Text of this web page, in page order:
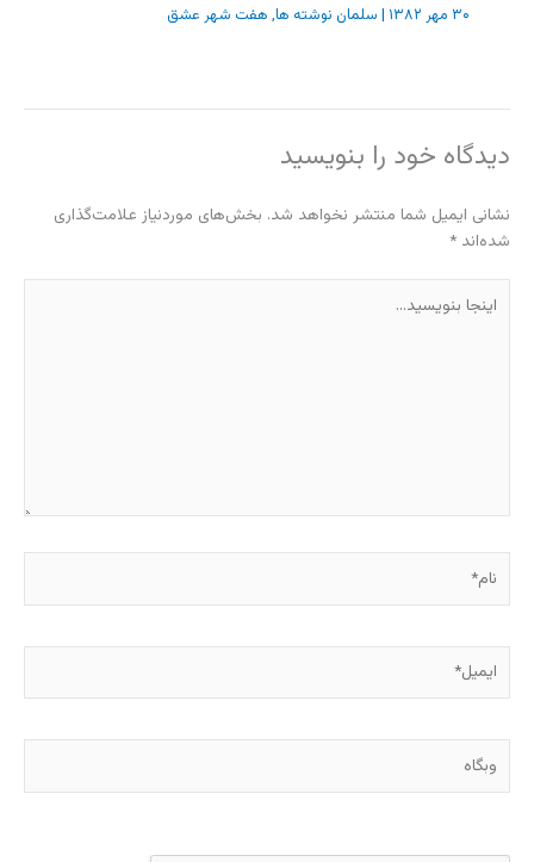
۳۰ مهر ۱۳۸۲ | سلمان نوشته ها, هفت شهر عشق
دیدگاه‌ خود را بنویسید
نشانی ایمیل شما منتشر نخواهد شد. بخش‌های موردنیاز علامت‌گذاری
شده‌اند *
بنویسید…
وبگاه